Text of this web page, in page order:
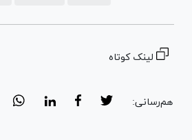
لینک کوتاه
هم‌رسانی: